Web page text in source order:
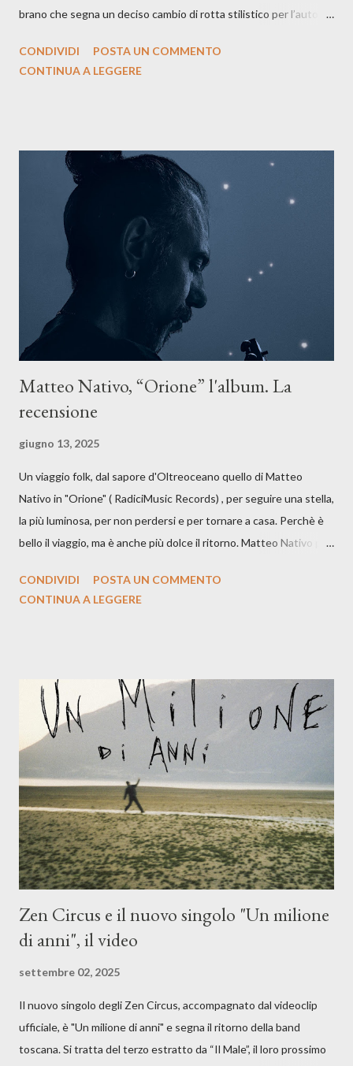
brano che segna un deciso cambio di rotta stilistico per l’autore
testo ibrido tra italiano e siciliano, e un’urgenza espressiva che
La canzone racconta la difficoltà di creare, e perfino di esistere,
sotto il peso della realtà. Ma lo fa cercando una via d’uscita, una
forma di assoluzione, nel vivere e nel suonare, nel trovare respiro
anche quando l’aria sembra farsi più densa. Il brano è anche una
dichiarazione d’intenti: Cico Messina apre il suo nuovo percorso
artistico con una composizi...
CONDIVIDI
POSTA UN COMMENTO
CONTINUA A LEGGERE
Matteo Nativo, “Orione” l'album. La
recensione
giugno 13, 2025
Un viaggio folk, dal sapore d'Oltreoceano quello di Matteo
Nativo in "Orione" ( RadiciMusic Records) , per seguire una stella,
la più luminosa, per non perdersi e per tornare a casa. Perchè è
bello il viaggio, ma è anche più dolce il ritorno. Matteo Nativo per
indubbiamente matura e consapevole oltre che con ottimi
Dicevamo. Ed è da qui che il nostro inizia questo concept
musicale, con " Che ora è" , raccontando la separazione dalla
moglie, del senso di sconfitta e del caldo afoso che opprime,
giusta condizione di sopraffazione: "Non so che ora è, che giorno
è, di questa estate che...". E' raro fare uscire come singolo una
cover, ma...
CONDIVIDI
POSTA UN COMMENTO
CONTINUA A LEGGERE
Zen Circus e il nuovo singolo "Un milione
di anni", il video
settembre 02, 2025
Il nuovo singolo degli Zen Circus, accompagnato dal videoclip
ufficiale, è "Un milione di anni" e segna il ritorno della band
toscana. Si tratta del terzo estratto da “Il Male”, il loro prossimo